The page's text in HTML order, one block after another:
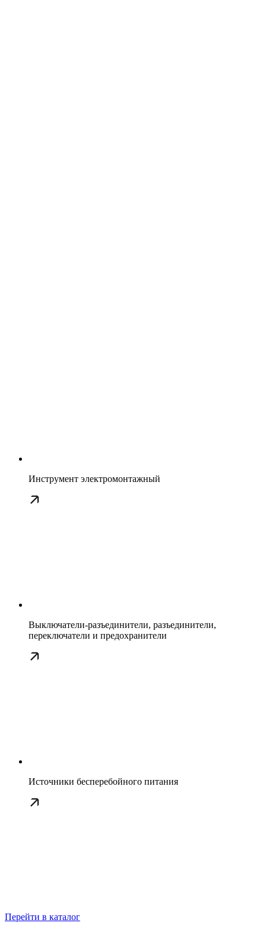
Инструмент электромонтажный
Выключатели-разъединители, разъединители,
переключатели и предохранители
Источники бесперебойного питания
Перейти в каталог